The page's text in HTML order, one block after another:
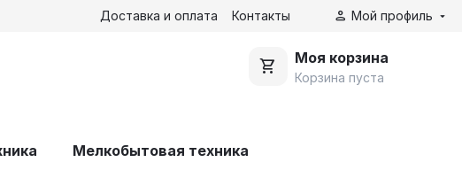
Доставка и оплата Контакты Мой профиль
Моя корзина
Корзина пуста
Мелкобытовая техника